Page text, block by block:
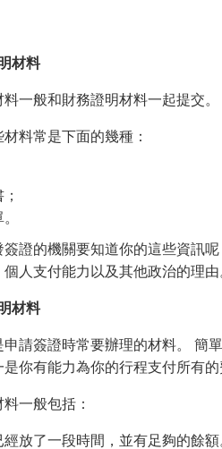
材料
料一般和財務證明材料一起提交
料常是下面的幾種：
簽證的機關要知道你的這些資訊
個人支付能力以及其他政治的理由
材料
申請簽證時常要辦理的材料。 簡
你有能力為你的行程支付所有
一般包括：
放了一段時間，並有足夠的餘